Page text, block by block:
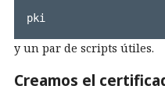
pki
y un par de scripts útiles.
Creamos el